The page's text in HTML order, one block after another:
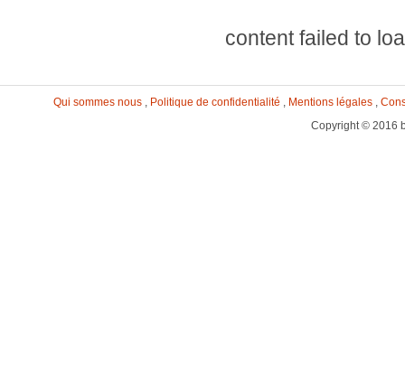
content failed to
Qui sommes nous, Politique de confidentialité , Mentions légales,
Copyright © 2016